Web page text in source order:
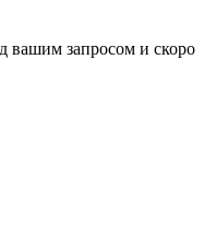
вашим запросом и скоро